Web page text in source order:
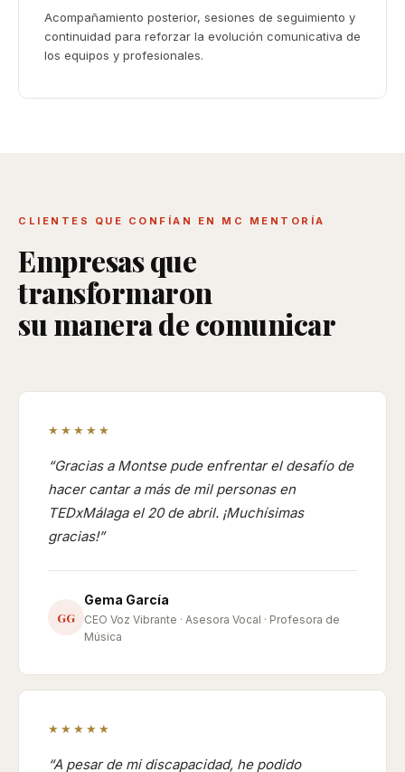
Acompañamiento posterior, sesiones de seguimiento y
continuidad para reforzar la evolución comunicativa de
los equipos y profesionales.
CLIENTES QUE CONFÍAN EN MC MENTORÍA
Empresas que
transformaron
su manera de comunicar
★★★★★
Gracias a Montse pude enfrentar el desafío de
hacer cantar a más de mil personas en
TEDxMálaga el 20 de abril. ¡Muchísimas
gracias!
GG
Gema García
CEO Voz Vibrante · Asesora Vocal · Profesora de
Música
★★★★★
A pesar de mi discapacidad, he podido